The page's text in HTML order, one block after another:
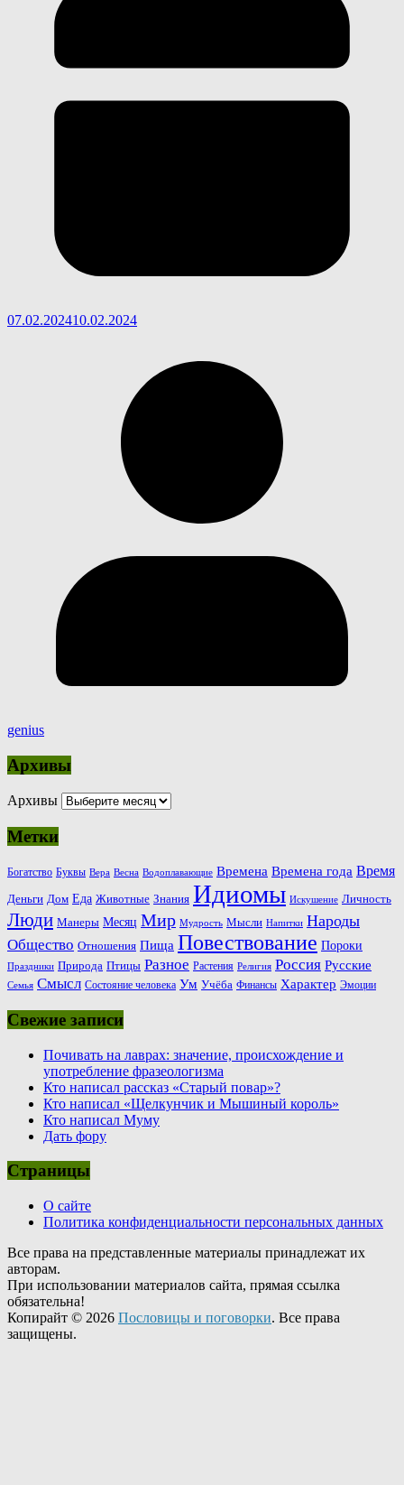
07.02.202410.02.2024
genius
Архивы
Архивы
Метки
Богатство Буквы Вера Весна Водоплавающие Времена Времена года Время
Деньги Дом Еда Животные Знания Идиомы Искушение Личность
Люди Манеры Месяц Мир Мудрость Мысли Напитки Народы
Общество Отношения Пища Повествование Пороки
Праздники Природа Птицы Разное Растения Религия Россия Русские
Семья Смысл Состояние человека Ум Учёба Финансы Характер Эмоции
Свежие записи
Почивать на лаврах: значение, происхождение и
употребление фразеологизма
Кто написал рассказ «Старый повар»?
Кто написал «Щелкунчик и Мышиный король»
Кто написал Муму
Дать фору
Страницы
О сайте
Политика конфиденциальности персональных данных
Все права на представленные материалы принадлежат их
авторам.
При использовании материалов сайта, прямая ссылка
обязательна!
Копирайт © 2026 Пословицы и поговорки. Все права
защищены.